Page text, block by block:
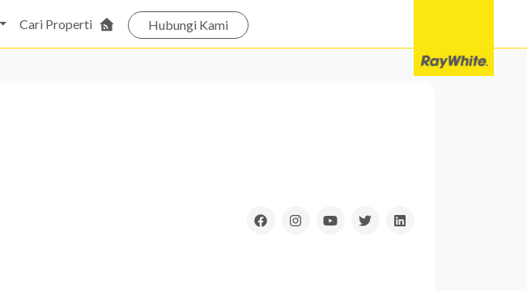
Cari Properti Hubungi Kami